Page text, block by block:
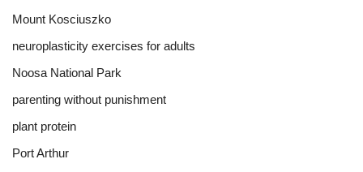
Mount Kosciuszko
neuroplasticity exercises for adults
Noosa National Park
parenting without punishment
plant protein
Port Arthur